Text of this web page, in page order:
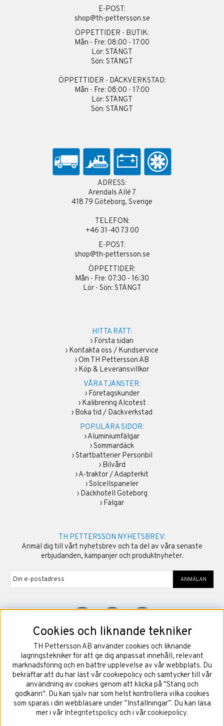
E-POST:
shop@th-pettersson.se
ÖPPETTIDER - BUTIK:
Mån - Fre: 08:00 - 17:00
Lör: STÄNGT
Sön: STÄNGT
ÖPPETTIDER - DÄCKVERKSTAD:
Mån - Fre: 08:00 - 17:00
Lör: STÄNGT
Sön: STÄNGT
ADRESS:
Arendals Allé 7
418 79 Göteborg, Sverige
TELEFON:
+46 31-40 73 00
E-POST:
shop@th-pettersson.se
ÖPPETTIDER:
Mån - Fre: 07:30 - 16:30
Lör - Sön: STÄNGT
HITTA RÄTT:
› Första sidan
› Kontakta oss / Kundservice
› Om TH Pettersson AB
› Köp & Leveransvillkor
VÅRA TJÄNSTER:
› Företagskunder
› Kalibrering Alcotest
› Boka tid / Däckverkstad
POPULÄRA SIDOR:
›Aluminiumfälgar
›Sommardäck
›Startbatterier Personbil
› Bilvård
›A-traktor / Adapterkit
›Solcellspaneler
› Däckhotell Göteborg
› Fälgar
TH PETTERSSON NYHETSBREV:
Anmäl dig till vårt nyhetsbrev och ta del av våra senaste
erbjudanden, kampanjer och produktnyheter.
ANMÄLAN
©2026Copyright TH Pettersson AB
Cookies och liknande tekniker
TH Pettersson AB använder cookies och liknande
lagringstekniker för att ge dig anpassat innehåll, relevant
marknadsföring och en bättre upplevelse av vår webbplats. Du
bekräftar att du har läst vår cookiepolicy och samtycker till vår
användning av cookies genom att klicka på "Stäng och
godkänn". Du kan själv när som helst kontrollera vilka cookies
som sparas i din webbläsare under ”Inställningar”. Du kan läsa
mer i vår Integritetspolicy och i vår cookiepolicy.